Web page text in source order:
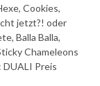
Cookies,
jetzt?! oder
Balla Balla,
Chameleons
Preis